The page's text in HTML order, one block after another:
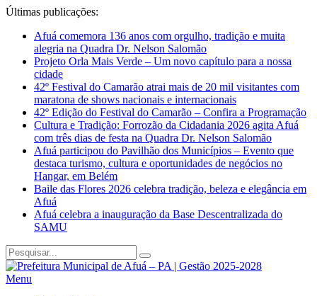
Últimas publicações:
Afuá comemora 136 anos com orgulho, tradição e muita
alegria na Quadra Dr. Nelson Salomão
Projeto Orla Mais Verde – Um novo capítulo para a nossa
cidade
42º Festival do Camarão atrai mais de 20 mil visitantes com
maratona de shows nacionais e internacionais
42º Edição do Festival do Camarão – Confira a Programação
Cultura e Tradição: Forrozão da Cidadania 2026 agita Afuá
com três dias de festa na Quadra Dr. Nelson Salomão
Afuá participou do Pavilhão dos Municípios – Evento que
destaca turismo, cultura e oportunidades de negócios no
Hangar, em Belém
Baile das Flores 2026 celebra tradição, beleza e elegância em
Afuá
Afuá celebra a inauguração da Base Descentralizada do
SAMU
Menu